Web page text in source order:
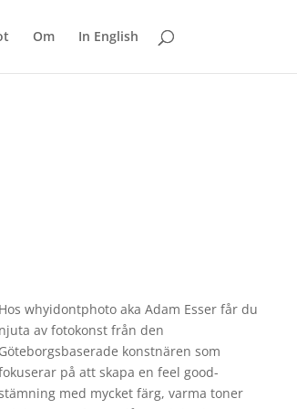
Om In English
Hos whyidontphoto aka Adam Esser får du
njuta av fotokonst från den
Göteborgsbaserade konstnären som
på att skapa en feel good-
med mycket färg, varma toner